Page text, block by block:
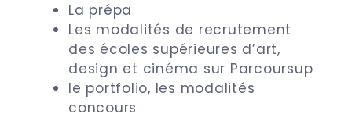
La prépa
Les modalités de recrutement
des écoles supérieures d’art,
design et cinéma sur Parcoursup
le portfolio, les modalités
concours